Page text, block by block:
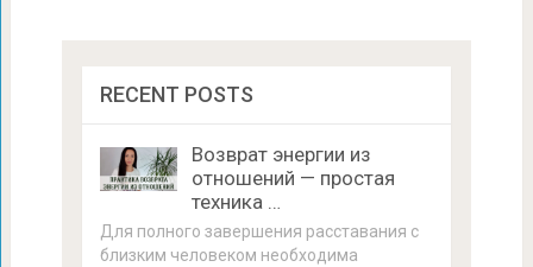
RECENT POSTS
Возврат энергии из
отношений — простая
техника …
Для полного завершения расставания с
близким человеком необходима